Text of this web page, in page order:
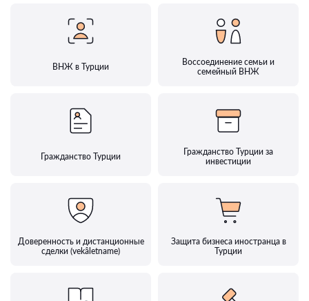
ВНЖ в Турции
Воссоединение семьи и
семейный ВНЖ
Гражданство Турции
Гражданство Турции за
инвестиции
Доверенность и дистанционные
сделки (vekâletname)
Защита бизнеса иностранца в
Турции